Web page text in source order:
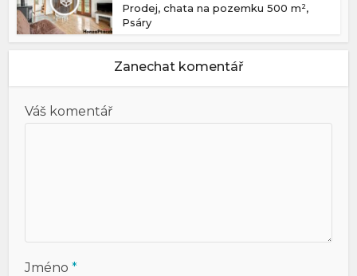
Prodej, chata na pozemku 500 m²,
Psáry
Zanechat komentář
Váš komentář
Jméno*